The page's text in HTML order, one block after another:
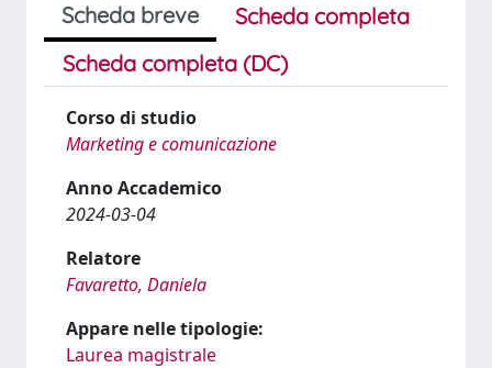
Scheda breve
Scheda completa
Scheda completa (DC)
Corso di studio
Marketing e comunicazione
Anno Accademico
2024-03-04
Relatore
Favaretto, Daniela
Appare nelle tipologie:
Laurea magistrale